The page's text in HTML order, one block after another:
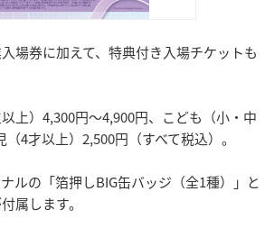
場券に加えて、特典付き入場チケットも
上）4,300円～4,900円、こども（小・中
4才以上）2,500円（すべて税込）。
ルの「箔押しBIG缶バッジ（全1種）」と
属します。